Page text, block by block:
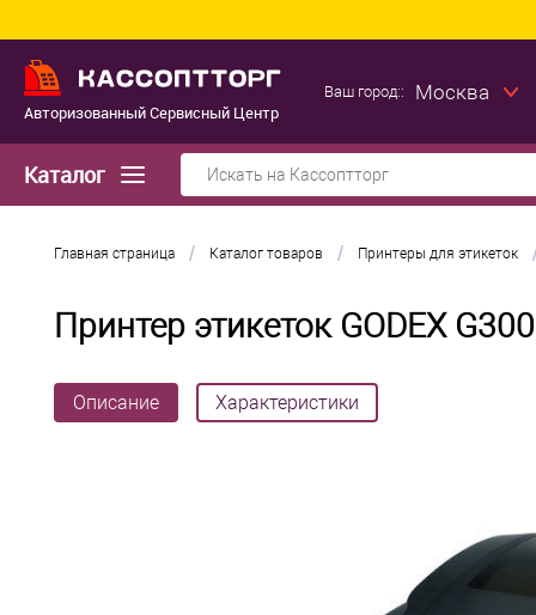
Авторизованный Сервисный Центр
Ваш город:: Москва
Каталог
Главная страница / Каталог товаров / Принтеры для этикеток
Принтер этикеток GODEX G300
Описание Характеристики